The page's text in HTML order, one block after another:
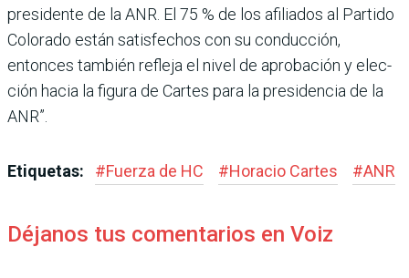
presidente de la ANR. El 75 % de los afilia­dos al Partido
Colorado están satisfechos con su conduc­ción,
entonces también refleja el nivel de aprobación y elec­
ción hacia la figura de Car­tes para la presidencia de la
ANR”.
Etiquetas: #Fuerza de HC #Horacio Cartes #ANR
Déjanos tus comentarios en Voiz